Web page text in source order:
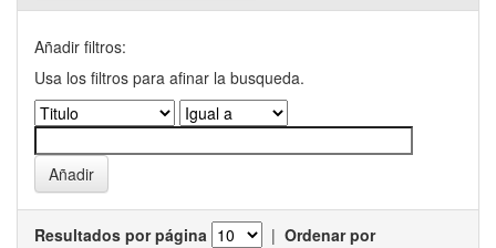
Añadir filtros:
Usa los filtros para afinar la busqueda.
Resultados por página | Ordenar por